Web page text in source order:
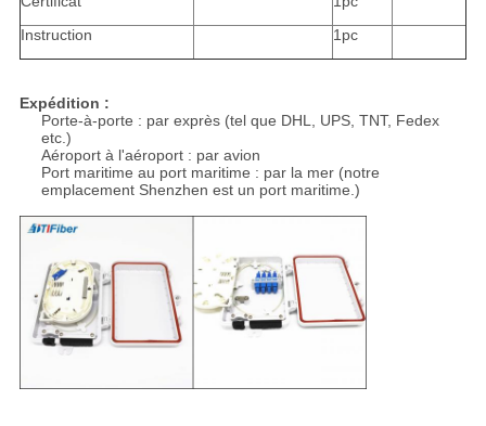
Instruction
1pc
Expédition :
Porte-à-porte : par exprès (tel que DHL, UPS, TNT, Fedex
etc.)
Aéroport à l'aéroport : par avion
Port maritime au port maritime : par la mer (notre
emplacement Shenzhen est un port maritime.)